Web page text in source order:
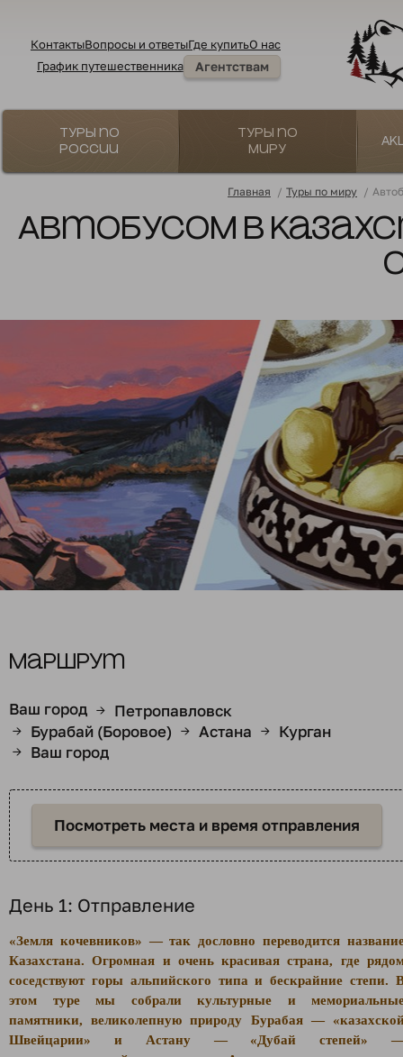
КонтактыВопросы и ответыГде купитьО нас
График путешественника
Агентствам
Туры по
России
Туры по
миру
Главная / Туры по миру /
Автобусом в
Маршрут
Ваш город → Петропавловск
→ Бурабай (Боровое) → Астана → Курган
→ Ваш город
Посмотреть места и время отправления
День 1: Отправление
«Земля кочевников» — так дословно переводится
Казахстана. Огромная и очень красивая страна, где
соседствуют горы альпийского типа и бескрайние степи.
этом туре мы собрали культурные и
памятники, великолепную природу Бурабая —
Швейцарии» и Астану — «Дубай степей»